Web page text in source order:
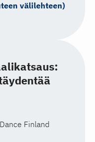
välilehteen)
Finland